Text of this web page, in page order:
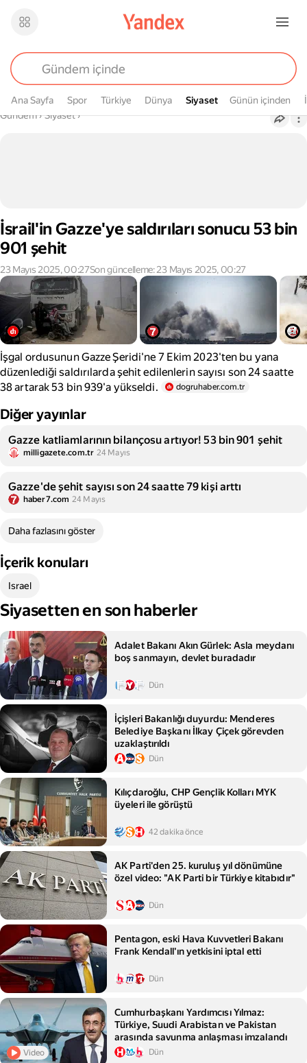
Ana Sayfa Spor Türkiye Dünya Siyaset
Siyaset Günün içinden
Buradasın
Gündem› Siyaset›
İsrail'in Gazze'ye saldırıları sonucu 53 bin
901 şehit
23 Mayıs 2025, 00:27Son güncelleme: 23 Mayıs 2025, 00:27
İşgal ordusunun Gazze Şeridi'ne 7 Ekim 2023'ten bu yana
düzenlediği saldırılarda şehit edilenlerin sayısı son 24 saatte
38 artarak 53 bin 939'a yükseldi.
dogruhaber.com.tr
Diğer yayınlar
Gazze katliamlarının bilançosu artıyor! 53 bin 901 şehit
milligazete.com.tr 24 Mayıs
Gazze'de şehit sayısı son 24 saatte 79 kişi arttı
haber7.com 24 Mayıs
Daha fazlasını göster
İçerik konuları
Israel
Siyasetten en son haberler
Adalet Bakanı Akın Gürlek: Asla meydanı
boş sanmayın, devlet buradadır
Dün
İçişleri Bakanlığı duyurdu: Menderes
Belediye Başkanı İlkay Çiçek görevden
uzaklaştırıldı
Dün
Kılıçdaroğlu, CHP Gençlik Kolları MYK
üyeleri ile görüştü
42 dakika önce
AK Parti'den 25. kuruluş yıl dönümüne
özel video: "AK Parti bir Türkiye kitabıdır"
Dün
Pentagon, eski Hava Kuvvetleri Bakanı
Frank Kendall'ın yetkisini iptal etti
Dün
Video
Cumhurbaşkanı Yardımcısı Yılmaz:
Türkiye, Suudi Arabistan ve Pakistan
arasında savunma anlaşması imzalandı
Dün